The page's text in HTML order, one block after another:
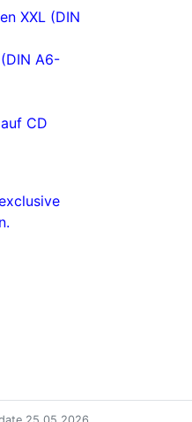
XXL (DIN
A6-
CD